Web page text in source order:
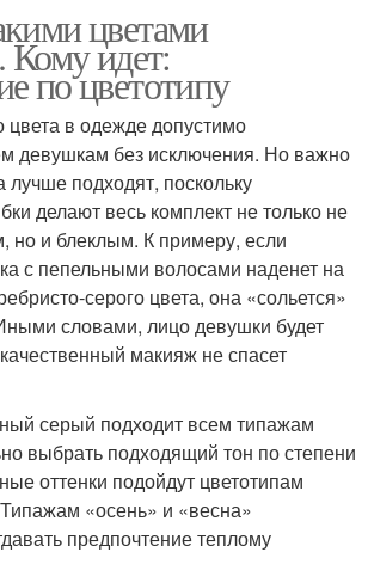
цветами
Кому идет:
по цветотипу
цвета в одежде допустимо
девушкам без исключения. Но важно
лучше подходят, поскольку
делают весь комплект не только не
но и блеклым. К примеру, если
с пепельными волосами наденет на
серого цвета, она «сольется»
словами, лицо девушки будет
макияж не спасет
серый подходит всем типажам
выбрать подходящий тон по степени
оттенки подойдут цветотипам
«осень» и «весна»
предпочтение теплому